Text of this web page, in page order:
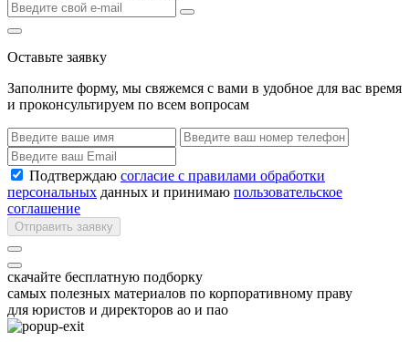
Оставьте заявку
Заполните форму, мы свяжемся с вами в удобное для вас время
и проконсультируем по всем вопросам
Подтверждаю согласие с правилами обработки
персональных данных и принимаю пользовательское
соглашение
Отправить заявку
скачайте бесплатную подборку
самых полезных материалов по корпоративному праву
для юристов и директоров ао и пао